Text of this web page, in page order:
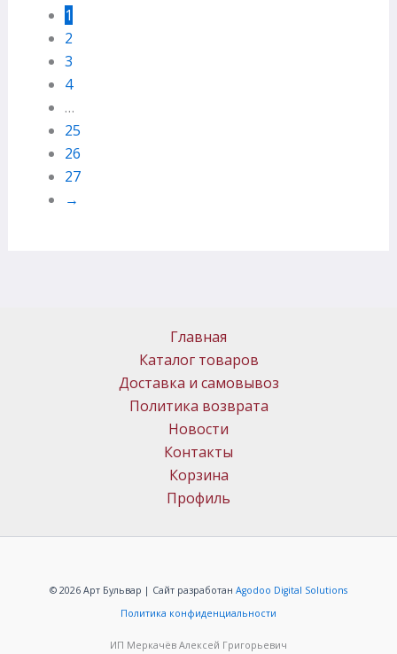
1
2
3
4
…
25
26
27
→
Главная
Каталог товаров
Доставка и самовывоз
Политика возврата
Новости
Контакты
Корзина
Профиль
© 2026 Арт Бульвар | Сайт разработан Agodoo Digital Solutions
Политика конфиденциальности
ИП Меркачёв Алексей Григорьевич